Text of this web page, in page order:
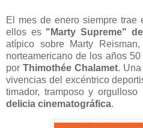
El mes de enero siempre trae
ellos es "Marty Supreme"
atípico sobre Marty
norteamericano de los años
por Thimothée Chalamet.
vivencias del excéntrico
timador, tramposo y orgulloso
delicia cinematográfica.